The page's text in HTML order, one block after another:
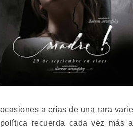
ocasiones a crías de una rara
política recuerda cada vez más